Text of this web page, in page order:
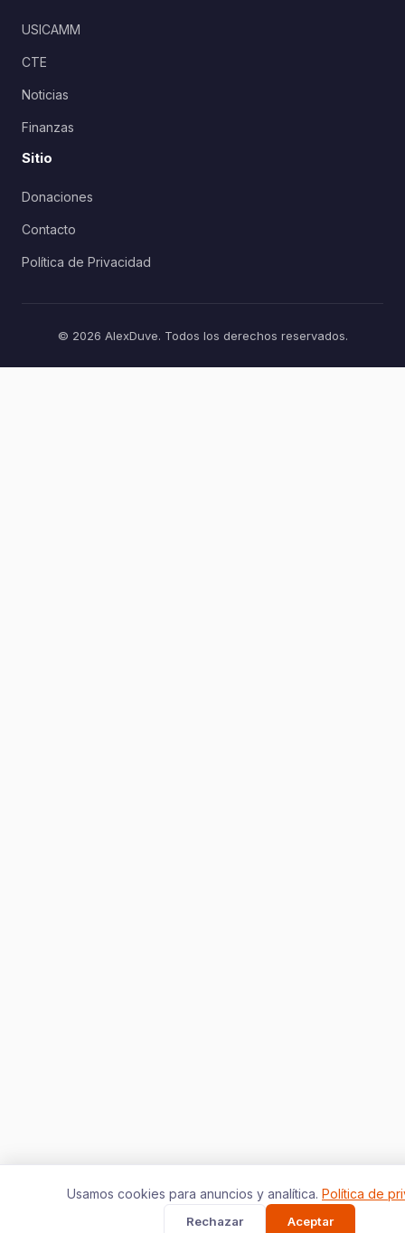
USICAMM
CTE
Noticias
Finanzas
Sitio
Donaciones
Contacto
Política de Privacidad
© 2026 AlexDuve. Todos los derechos reservados.
Usamos cookies para anuncios y analítica. Política de
Rechazar Aceptar